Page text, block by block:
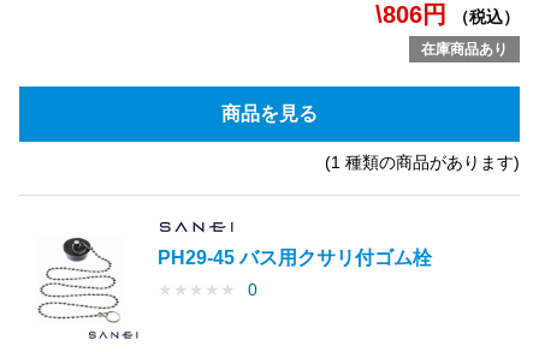
\806円 （税込）
在庫商品あり
商品を見る
(1 種類の商品があります)
PH29-45 バス用クサリ付ゴム栓
★ ★ ★ ★ ★ 0